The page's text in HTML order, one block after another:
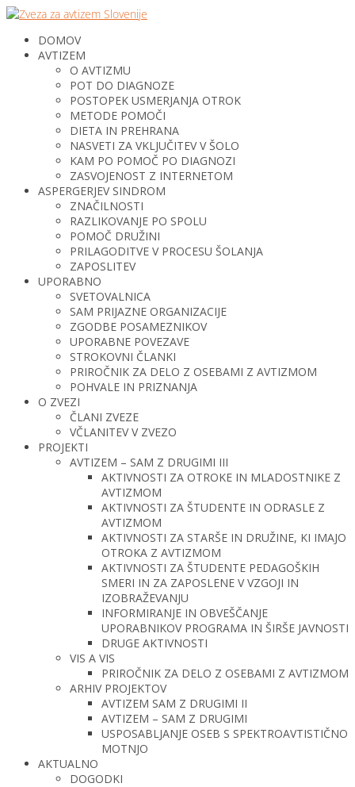
DOMOV
AVTIZEM
O AVTIZMU
POT DO DIAGNOZE
POSTOPEK USMERJANJA OTROK
METODE POMOČI
DIETA IN PREHRANA
NASVETI ZA VKLJUČITEV V ŠOLO
KAM PO POMOČ PO DIAGNOZI
ZASVOJENOST Z INTERNETOM
ASPERGERJEV SINDROM
ZNAČILNOSTI
RAZLIKOVANJE PO SPOLU
POMOČ DRUŽINI
PRILAGODITVE V PROCESU ŠOLANJA
ZAPOSLITEV
UPORABNO
SVETOVALNICA
SAM PRIJAZNE ORGANIZACIJE
ZGODBE POSAMEZNIKOV
UPORABNE POVEZAVE
STROKOVNI ČLANKI
PRIROČNIK ZA DELO Z OSEBAMI Z AVTIZMOM
POHVALE IN PRIZNANJA
O ZVEZI
ČLANI ZVEZE
VČLANITEV V ZVEZO
PROJEKTI
AVTIZEM – SAM Z DRUGIMI III
AKTIVNOSTI ZA OTROKE IN MLADOSTNIKE Z
AVTIZMOM
AKTIVNOSTI ZA ŠTUDENTE IN ODRASLE Z
AVTIZMOM
AKTIVNOSTI ZA STARŠE IN DRUŽINE, KI IMAJO
OTROKA Z AVTIZMOM
AKTIVNOSTI ZA ŠTUDENTE PEDAGOŠKIH
SMERI IN ZA ZAPOSLENE V VZGOJI IN
IZOBRAŽEVANJU
INFORMIRANJE IN OBVEŠČANJE
UPORABNIKOV PROGRAMA IN ŠIRŠE JAVNOSTI
DRUGE AKTIVNOSTI
VIS A VIS
PRIROČNIK ZA DELO Z OSEBAMI Z AVTIZMOM
ARHIV PROJEKTOV
AVTIZEM SAM Z DRUGIMI II
AVTIZEM – SAM Z DRUGIMI
USPOSABLJANJE OSEB S SPEKTROAVTISTIČNO
MOTNJO
AKTUALNO
DOGODKI